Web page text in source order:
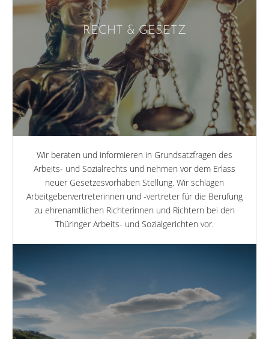
RECHT & GESETZ
Wir beraten und informieren in Grundsatzfragen des
Arbeits- und Sozialrechts und nehmen vor dem Erlass
neuer Gesetzesvorhaben Stellung. Wir schlagen
Arbeitgebervertreterinnen und -vertreter für die Berufung
zu ehrenamtlichen Richterinnen und Richtern bei den
Thüringer Arbeits- und Sozialgerichten vor.